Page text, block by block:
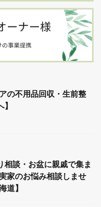
の不用品回収・生前整
相談・お盆に親戚で集ま
家のお悩み相談しませ
道】